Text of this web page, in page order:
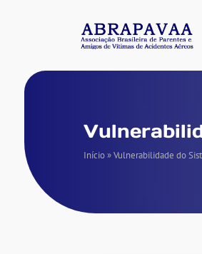
Início»Vulnerabilidade do